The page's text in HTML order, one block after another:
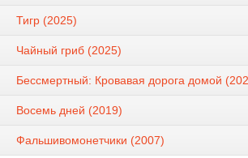
Тигр (2025)
Чайный гриб (2025)
Бессмертный: Кровавая дорога домой
Восемь дней (2019)
Фальшивомонетчики (2007)